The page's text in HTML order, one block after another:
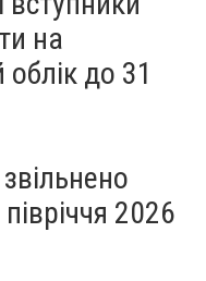
на
облік до 31
2026